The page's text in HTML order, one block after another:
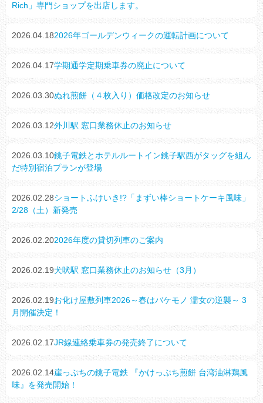
Rich」専門ショップを出店します。
2026.04.182026年ゴールデンウィークの運転計画について
2026.04.17学期通学定期乗車券の廃止について
2026.03.30ぬれ煎餅（４枚入り）価格改定のお知らせ
2026.03.12外川駅 窓口業務休止のお知らせ
2026.03.10銚子電鉄とホテルルートイン銚子駅西がタッグを組ん
だ特別宿泊プランが登場
2026.02.28ショートふけいき!?「まずい棒ショートケーキ風味」
2/28（土）新発売
2026.02.202026年度の貸切列車のご案内
2026.02.19犬吠駅 窓口業務休止のお知らせ（3月）
2026.02.19お化け屋敷列車2026～春はバケモノ 濡女の逆襲～ 3
月開催決定！
2026.02.17JR線連絡乗車券の発売終了について
2026.02.14崖っぷちの銚子電鉄 『かけっぷち煎餅 台湾油淋鶏風
味』を発売開始！